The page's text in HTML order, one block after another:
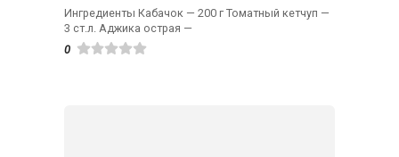
Ингредиенты Кабачок — 200 г Томатный кетчуп —
3 ст.л. Аджика острая —
0